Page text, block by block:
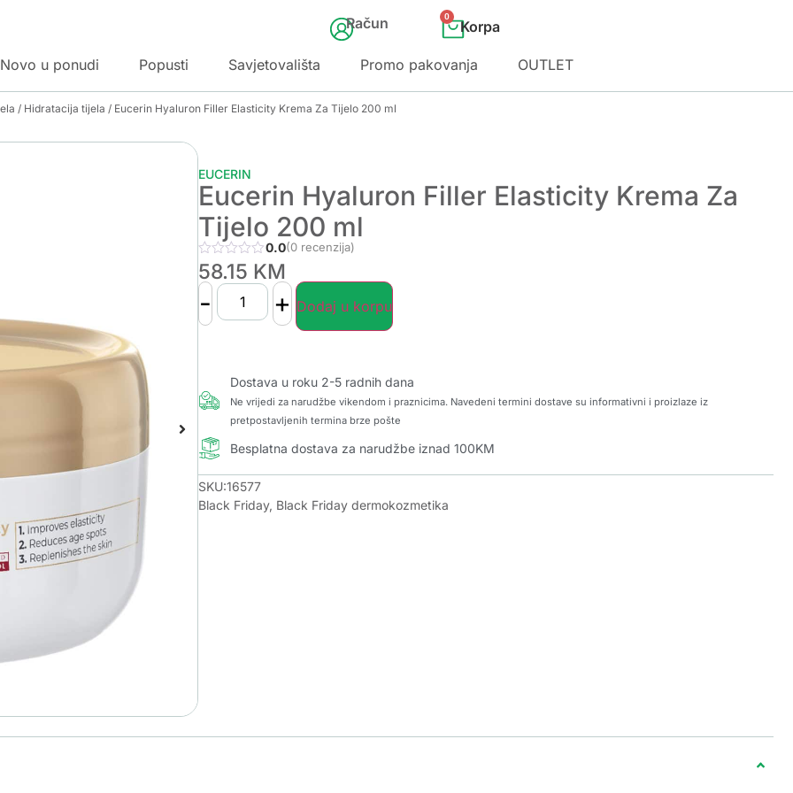
Račun 0
Novo u ponudi Popusti Savjetovališta Promo pakovanja OUTLET
/ Hidratacija tijela / Eucerin Hyaluron Filler Elasticity Krema Za Tijelo 200 ml
EUCERIN
Eucerin Hyaluron Filler Elasticity Krema Za
Tijelo 200 ml
0.0(0 recenzija)
58.15 KM
- + Dodaj u korpu
Dostava u roku 2-5 radnih dana
Ne vrijedi za narudžbe vikendom i praznicima. Navedeni termini dostave su informativni i proizlaze iz
pretpostavljenih termina brze pošte
Besplatna dostava za narudžbe iznad 100KM
SKU:16577
Black Friday, Black Friday dermokozmetika